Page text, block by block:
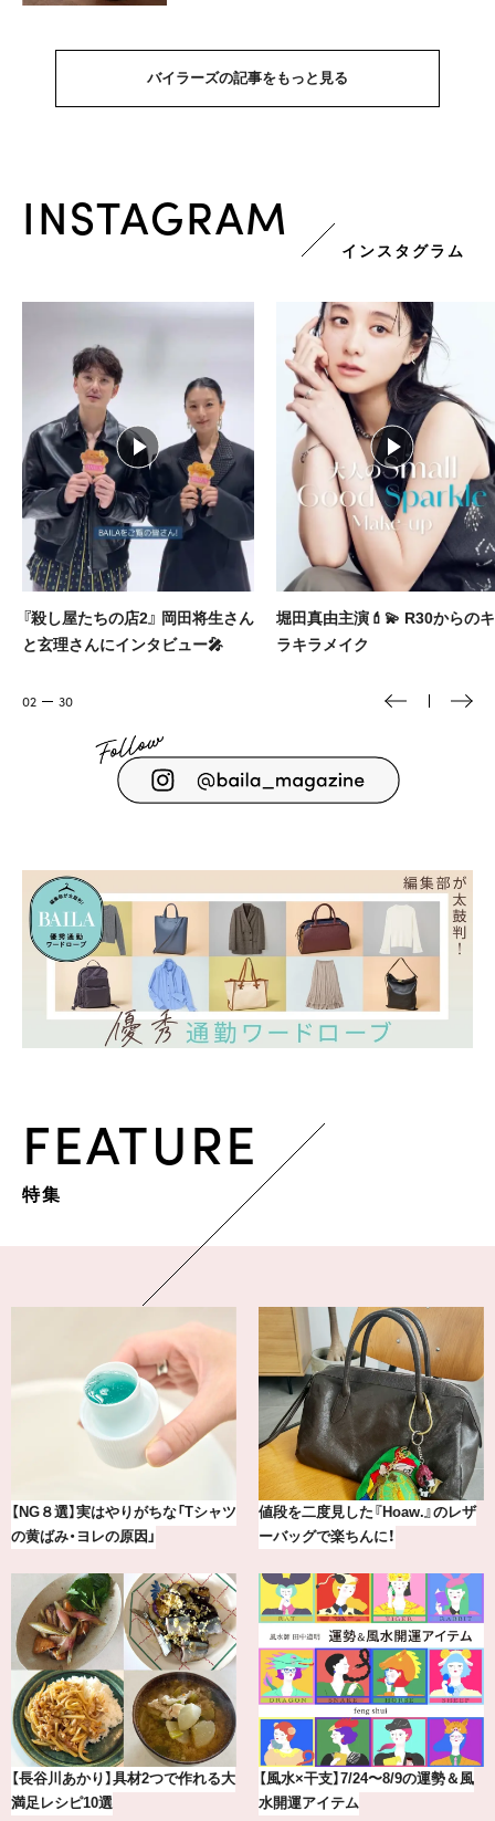
バイラーズの記事をもっと見る
INSTAGRAM
インスタグラム
堀田真由主演💄💫 R30からのキ
ラキラメイク
大人に似合う本命ブランドの
アクセをBAILAが厳選🎀
03 30
FEATURE
特集
最新版！東京都内のおしゃれな朝活
カフェ＆モーニング9選
気分が上がる「フルラ」のアイウェ
アを「眼鏡市場」で探して。
【2026年8月】鏡リュウジの12星座
別占い
【BAILA×OMO】ウオズミアミ描き
下ろし！金沢の旅リスト